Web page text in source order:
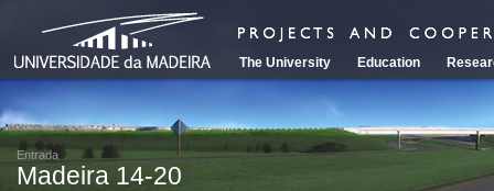
The University Education
Entrada
Madeira 14-20